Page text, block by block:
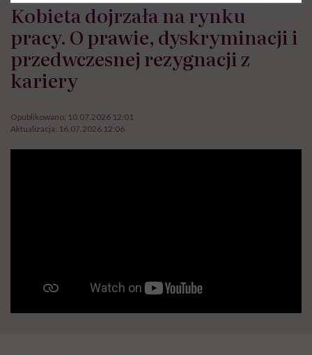
Kobieta dojrzała na rynku
pracy. O prawie, dyskryminacji i
przedwczesnej rezygnacji z
kariery
Opublikowano: 10.07.2026 12:01
Aktualizacja: 16.07.2026 12:06